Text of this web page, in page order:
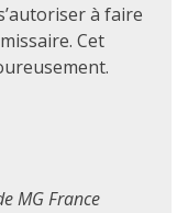
à faire
Cet
MG France